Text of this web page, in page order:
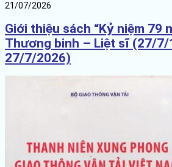
21/07/2026
Giới thiệu sách “Kỷ niệm 79
Thương binh – Liệt sĩ (27/7/
27/7/2026)